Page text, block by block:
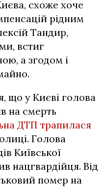
схоже хоче
рідним
Тандир,
встиг
а згодом і
що у Києві голова
на смерть
ДТП трапилася
Голова
Київської
нацгвардійця. Від
помер на